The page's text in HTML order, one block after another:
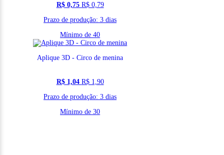
R$ 0,75 R$ 0,79
Prazo de produção: 3 dias
Mínimo de 40
Aplique 3D - Circo de menina
R$ 1,04 R$ 1,90
Prazo de produção: 3 dias
Mínimo de 30